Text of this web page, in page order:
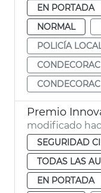
EN PORTADA
NORMAL
POLICÍA
modificado
SEGURIDAD
TODAS LAS
EN PORTADA